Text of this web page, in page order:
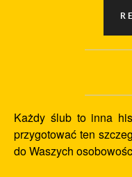
Każdy ślub to inna
przygotować ten
do Waszych